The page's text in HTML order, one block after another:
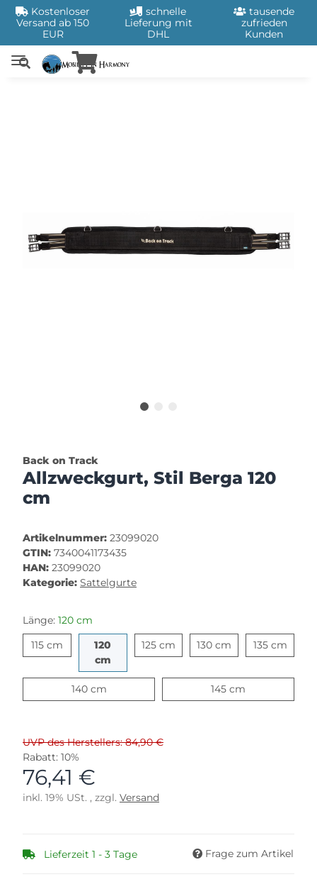
Kostenloser
Versand ab 150
EUR
schnelle
Lieferung mit
DHL
tausende
zufrieden
Kunden
Back on Track
Allzweckgurt, Stil Berga 120
cm
Artikelnummer: 23099020
GTIN: 7340041173435
HAN: 23099020
Kategorie: Sattelgurte
Länge: 120 cm
115 cm115 cm 120
cm120 cm
125 cm125 cm130 cm 130 cm135 cm135
140 cm140 cm 145 cm
UVP des Herstellers: 84,90 €
Rabatt: 10%
76,41 €
inkl. 19% USt. , zzgl. Versand
Lieferzeit 1 - 3 Tage Frage zum Artikel